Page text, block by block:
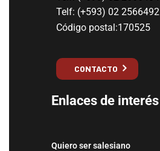
Telf: (+593) 02 2566492
Código postal:170525
CONTACTO
Enlaces de interés
Quiero ser salesiano